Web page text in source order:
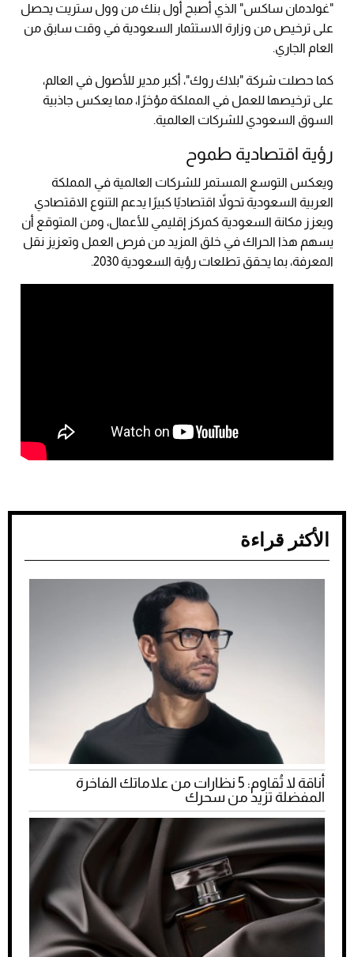
"غولدمان ساكس" الذي أصبح أول بنك من وول ستريت يحصل
على ترخيص من وزارة الاستثمار السعودية في وقت سابق من
العام الجاري.
كما حصلت شركة "بلاك روك"، أكبر مدير للأصول في العالم،
على ترخيصها للعمل في المملكة مؤخرًا، مما يعكس جاذبية
السوق السعودي للشركات العالمية.
رؤية اقتصادية طموح
ويعكس التوسع المستمر للشركات العالمية في المملكة
العربية السعودية تحولاً اقتصاديًا كبيرًا يدعم التنوع الاقتصادي
ويعزز مكانة السعودية كمركز إقليمي للأعمال، ومن المتوقع أن
يسهم هذا الحراك في خلق المزيد من فرص العمل وتعزيز نقل
المعرفة، بما يحقق تطلعات رؤية السعودية 2030.
الأكثر قراءة
أناقة لا تُقاوم: 5 نظارات من علاماتك الفاخرة
المفضلة تزيد من سحرك